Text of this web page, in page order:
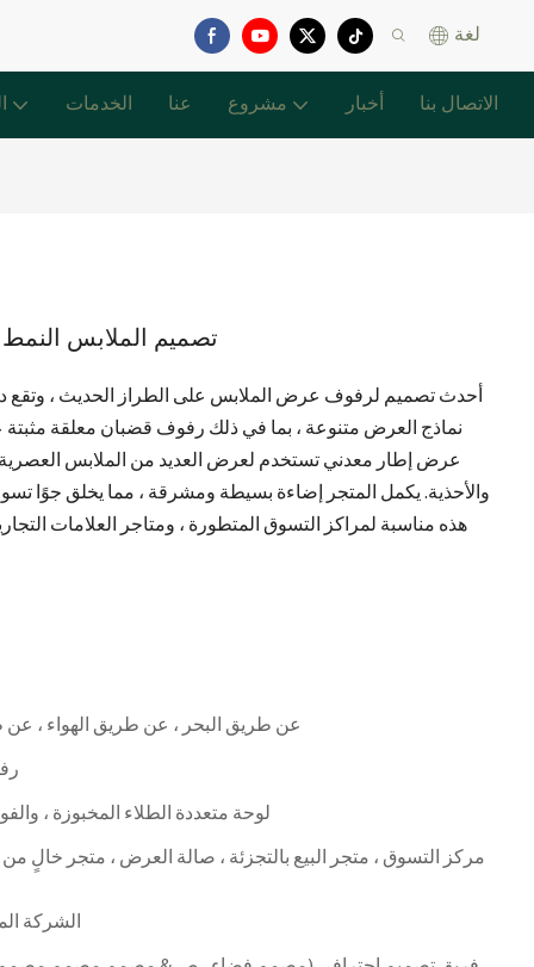
لغة
الخدمات عنا مشروع أخبار الاتصال بنا
تصميم الملابس
نماذج العرض متنوعة ، بما في ذلك رفوف قضبان معلقة
عرض إطار معدني تستخدم لعرض العديد من الملابس
والأحذية. يكمل المتجر إضاءة بسيطة ومشرقة ، مما يخلق جوًا
هذه مناسبة لمراكز التسوق المتطورة ، ومتاجر العلامات
عن طريق البحر ، عن طريق الهواء ، عن
لوحة متعددة الطلاء المخبوزة ،
مركز التسوق ، متجر البيع بالتجزئة ، صالة العرض ، متجر خالٍ
الشركة